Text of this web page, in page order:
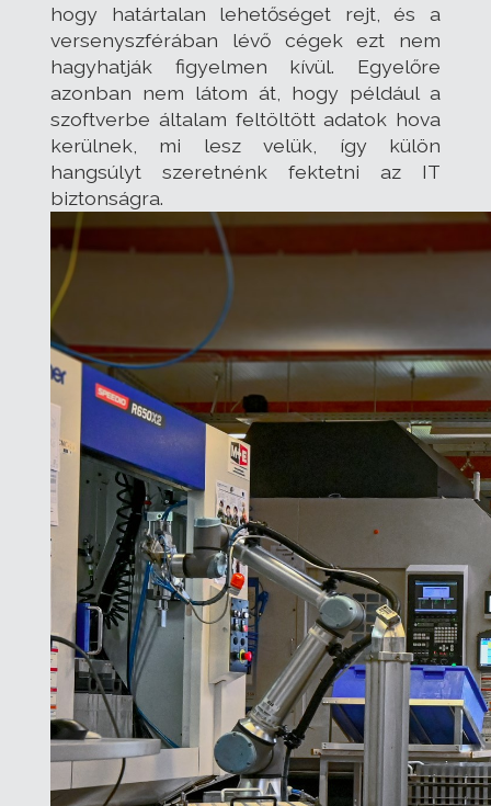
hogy határtalan lehetőséget rejt, és a
versenyszférában lévő cégek ezt nem
hagyhatják figyelmen kívül. Egyelőre
azonban nem látom át, hogy például a
szoftverbe általam feltöltött adatok hova
kerülnek, mi lesz velük, így külön
hangsúlyt szeretnénk fektetni az IT
biztonságra.